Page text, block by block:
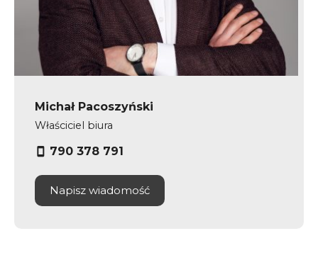
Michał Pacoszyński
Właściciel biura
790 378 791
Napisz wiadomość